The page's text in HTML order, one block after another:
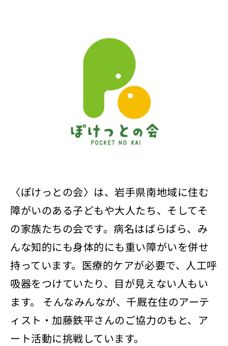
〈ぽけっとの会〉は、岩手県南地域に住む
障がいのある子どもや大人たち、そしてそ
の家族たちの会です。病名はばらばら、み
んな知的にも身体的にも重い障がいを併せ
持っています。医療的ケアが必要で、人工呼
吸器をつけていたり、目が見えない人もい
ます。 そんなみんなが、千厩在住のアーテ
ィスト・加藤鉄平さんのご協力のもと、ア
ート活動に挑戦しています。